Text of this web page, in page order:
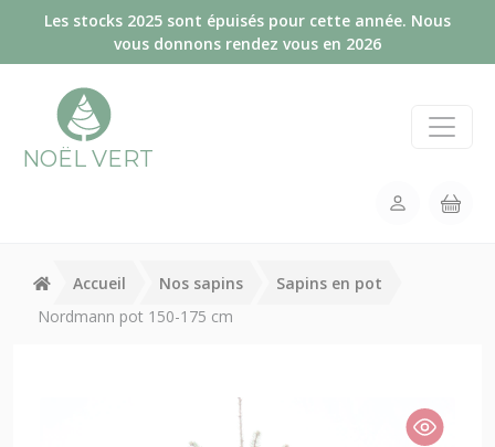
Panneau de gestion des cookies
Les stocks 2025 sont épuisés pour cette année. Nous
vous donnons rendez vous en 2026
NOËL VERT
Accueil Nos sapins
Sapins en pot
Nordmann pot 150-175 cm